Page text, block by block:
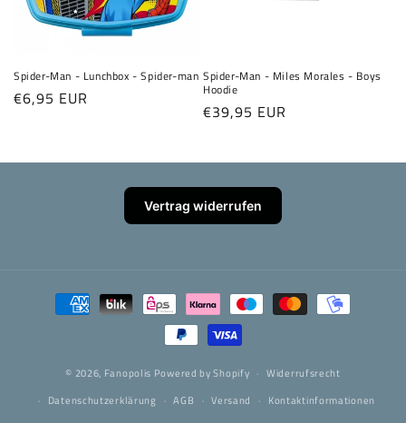
:
Spider-Man - Lunchbox - Spider-man
Normaler
€6,95 EUR
Spider-Man - Miles Morales - Boys
Hoodie
Normaler
€39,95 EUR
Vertrag widerrufen
Zahlungsmethoden
© 2026, Fanopolis Powered by Shopify
Widerrufsrecht
Datenschutzerklärung
AGB Versand
Kontaktinformationen